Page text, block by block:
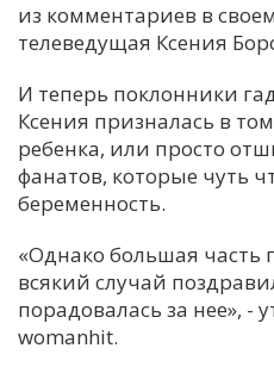
И
из комментариев в
телеведущая Ксения
И теперь поклонники
Ксения призналась в
ребенка, или просто
фанатов, которые чуть
беременность.
«Однако большая часть
всякий случай
порадовалась за нее», -
womanhit.